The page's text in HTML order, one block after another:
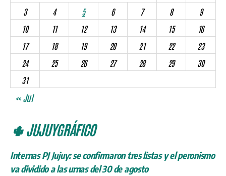
3
4 5 6 7 8
9
10
11 12 13 14 15
16
17
18 19 20 21 22
23
24
25 26 27 28 29
30
31
« Jul
🌵 JUJUYGRÁFICO
Internas PJ Jujuy: se confirmaron tres listas y el peronismo
va dividido a las urnas del 30 de agosto